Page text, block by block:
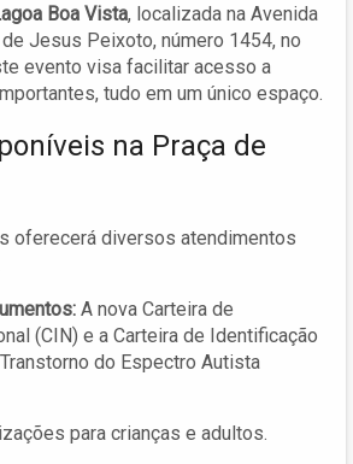
Boa Vista, localizada na Avenida
Jesus Peixoto, número 1454, no
evento visa facilitar acesso a
tudo em um único espaço.
na Praça de
oferecerá diversos atendimentos
A nova Carteira de
(CIN) e a Carteira de Identificação
do Espectro Autista
para crianças e adultos.